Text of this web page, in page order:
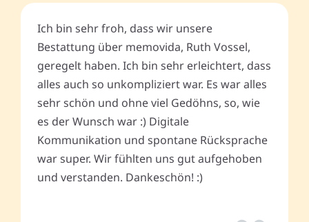
Ich bin sehr froh, dass wir unsere
Bestattung über memovida, Ruth Vossel,
geregelt haben. Ich bin sehr erleichtert, dass
alles auch so unkompliziert war. Es war alles
sehr schön und ohne viel Gedöhns, so, wie
es der Wunsch war :) Digitale
Kommunikation und spontane Rücksprache
war super. Wir fühlten uns gut aufgehoben
und verstanden. Dankeschön! :)